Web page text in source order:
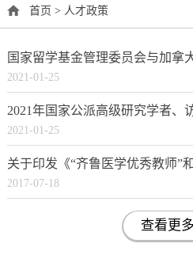
首页 > 人才政策
2021-01-25
2021-01-25
2017-07-18
查看更